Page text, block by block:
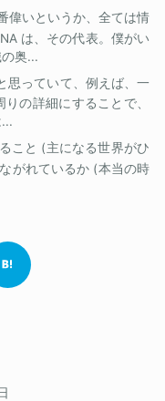
偉いというか、全ては情
は、その代表。僕がい
奥...
思っていて、例えば、一
の詳細にすることで、
こと (主になる世界がひ
がれているか (本当の時